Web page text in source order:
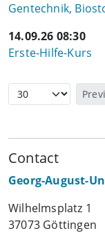
Gentechnik,
14.09.26 08:30
Erste-Hilfe-Kurs
Contact
Georg-August-
Wilhelmsplatz 1
37073 Göttingen